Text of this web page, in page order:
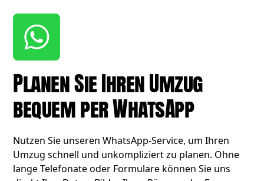
Planen Sie Ihren Umzug
bequem per WhatsApp
Nutzen Sie unseren WhatsApp-Service, um Ihren
Umzug schnell und unkompliziert zu planen. Ohne
lange Telefonate oder Formulare können Sie uns